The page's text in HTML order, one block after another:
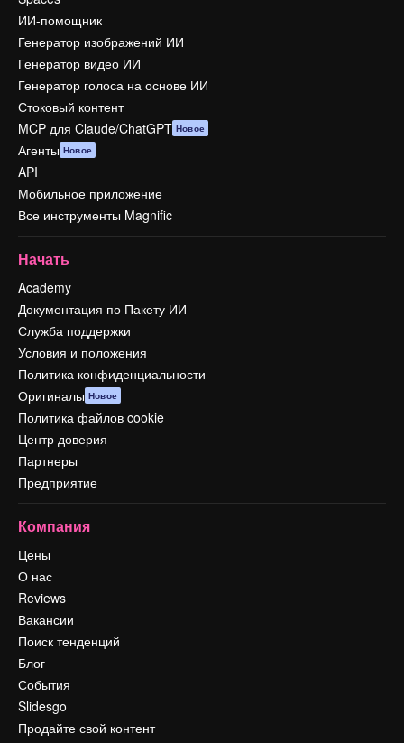
ИИ-помощник
Генератор изображений ИИ
Генератор видео ИИ
Генератор голоса на основе ИИ
Стоковый контент
MCP для Claude/ChatGPT Новое
Агенты Новое
API
Мобильное приложение
Все инструменты Magnific
Начать
Academy
Документация по Пакету ИИ
Служба поддержки
Условия и положения
Политика конфиденциальности
Оригиналы Новое
Политика файлов cookie
Центр доверия
Партнеры
Предприятие
Компания
Цены
О нас
Reviews
Вакансии
Поиск тенденций
Блог
События
Slidesgo
Продайте свой контент